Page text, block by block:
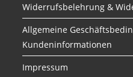
Widerrufsbelehrung &
Allgemeine
Kundeninformationen
Impressum